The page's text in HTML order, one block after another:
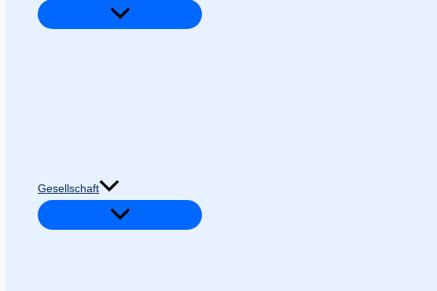
Gesellschaft